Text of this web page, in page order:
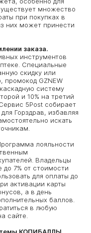
множество
при покупках в
них может принести
заказа.
инструментов
Специальные
скидку или
промокод GZNEW
систему
и 10% на третий
5Post собирает
Горздрав, избавляя
искать
лояльности
Владельцы
7% от стоимости
для оплаты до
активации карты
а в день
баллов.
в любую
сайте.
КОПИБАЛЛЫ.